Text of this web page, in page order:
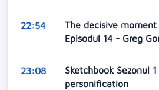
22:54
The decisive
Episodul 14 - Greg
23:08
Sketchbook Sezonul
personification